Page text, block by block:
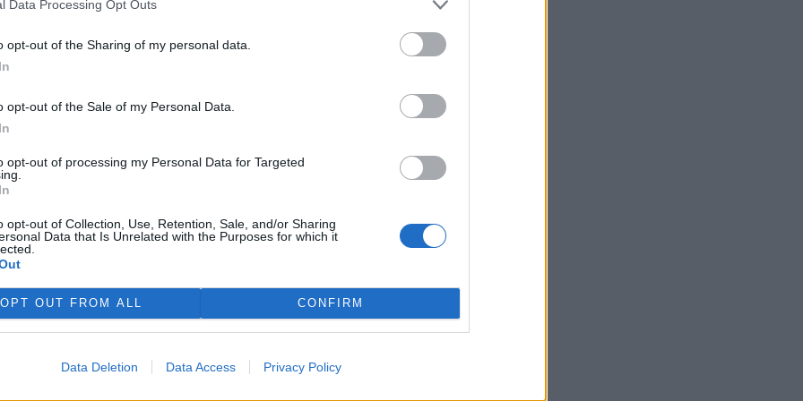
Data Processing Opt Outs
opt-out of the Sharing of my personal data.
opt-out of the Sale of my Personal Data.
opt-out of processing my Personal Data for Targeted
opt-out of Collection, Use, Retention, Sale, and/or Sharing
Data that Is Unrelated with the Purposes for which it
OPT OUT FROM ALL CONFIRM
Data Deletion Data Access Privacy Policy
spolupráci s městským úřadem pro ochranu životního